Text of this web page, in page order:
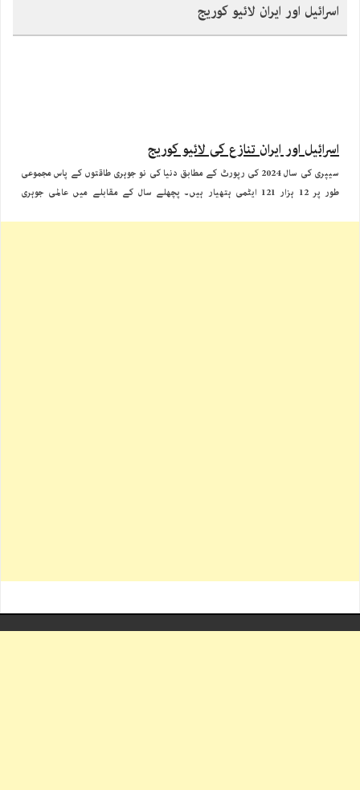
اسرائیل اور ایران لائیو کوریج
اسرائیل اور ایران تنازع کی لائیو کوریج
سیپری کی سال 2024 کی رپورٹ کے مطابق دنیا کی نو جوہری طاقتوں کے پاس مجموعی
طور پر 12 ہزار 121 ایٹمی ہتھیار ہیں۔ پچھلے سال کے مقابلے میں عالمی جوہری